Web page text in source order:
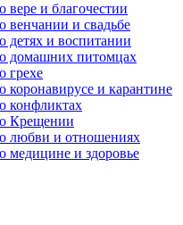
и благочестии
и свадьбе
и воспитании
домашних питомцах
грехе
и карантине
конфликтах
Крещении
любви и отношениях
медицине и здоровье